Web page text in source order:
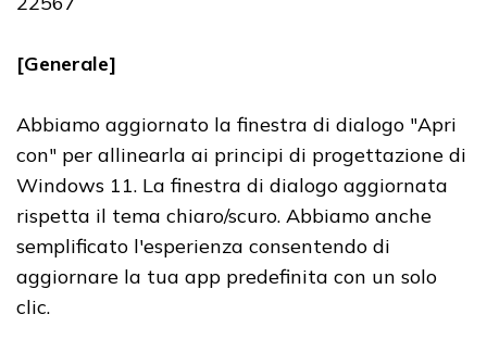
[Generale]
Abbiamo aggiornato la finestra di dialogo "Apri
con" per allinearla ai principi di progettazione di
Windows 11. La finestra di dialogo aggiornata
rispetta il tema chiaro/scuro. Abbiamo anche
semplificato l'esperienza consentendo di
aggiornare la tua app predefinita con un solo
clic.